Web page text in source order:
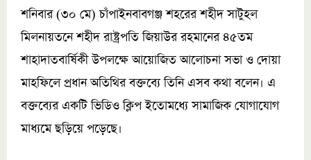
শনিবার (৩০ মে) চাঁপাইনবাবগঞ্জ শহরের শহীদ সাটুহল
মিলনায়তনে শহীদ রাষ্ট্রপতি জিয়াউর রহমানের ৪৫তম
শাহাদাতবার্ষিকী উপলক্ষে আয়োজিত আলোচনা সভা ও দোয়া
মাহফিলে প্রধান অতিথির বক্তব্যে তিনি এসব কথা বলেন। এ
বক্তব্যের একটি ভিডিও ক্লিপ ইতোমধ্যে সামাজিক যোগাযোগ
মাধ্যমে ছড়িয়ে পড়েছে।